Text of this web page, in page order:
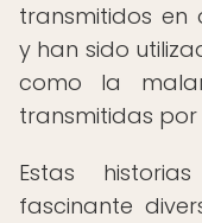
transmitidos en
y han sido
como la
transmitidas por
Estas
fascinante